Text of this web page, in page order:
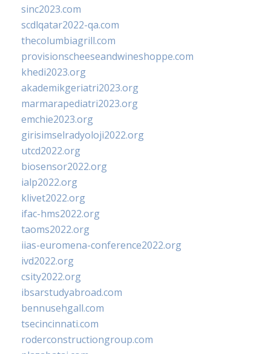
sinc2023.com
scdlqatar2022-qa.com
thecolumbiagrill.com
provisionscheeseandwineshoppe.com
khedi2023.org
akademikgeriatri2023.org
marmarapediatri2023.org
emchie2023.org
girisimselradyoloji2022.org
utcd2022.org
biosensor2022.org
ialp2022.org
klivet2022.org
ifac-hms2022.org
taoms2022.org
iias-euromena-conference2022.org
ivd2022.org
csity2022.org
ibsarstudyabroad.com
bennusehgall.com
tsecincinnati.com
roderconstructiongroup.com